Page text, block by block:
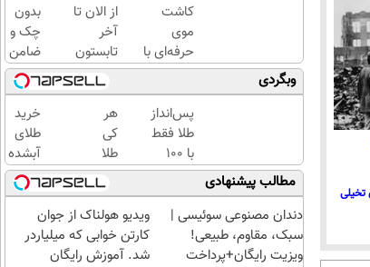
تخیلی
کاشت
موی
حرفه‌ای با
جدیدترین
متدها و
قیمت
عالی
از الان تا
آخر
تابستون
حداقل
12کیلو
چربی
میسوزونی
🧨
بدون
چک و
ضامن
تا 100
میلیون
اعتبار
خرید
طلا
بگیر!
وبگردی
پس‌انداز
طلا فقط
با ۱۰۰
هزارتومان
(امن و
راحت)
هر
کی
طلا
داره،
غم
نداره!
😊💎
(خرید
خرید
طلای
آبشده
حتی با
۱۰۰هزارتومان
مطالب پیشنهادی
دندان مصنوعی سوئیسی |
سبک، مقاوم، طبیعی!
ویزیت رایگان+پرداخت
ویدیو هولناک از جوان
کارتن خوابی که میلیاردر
شد. آموزش رایگان